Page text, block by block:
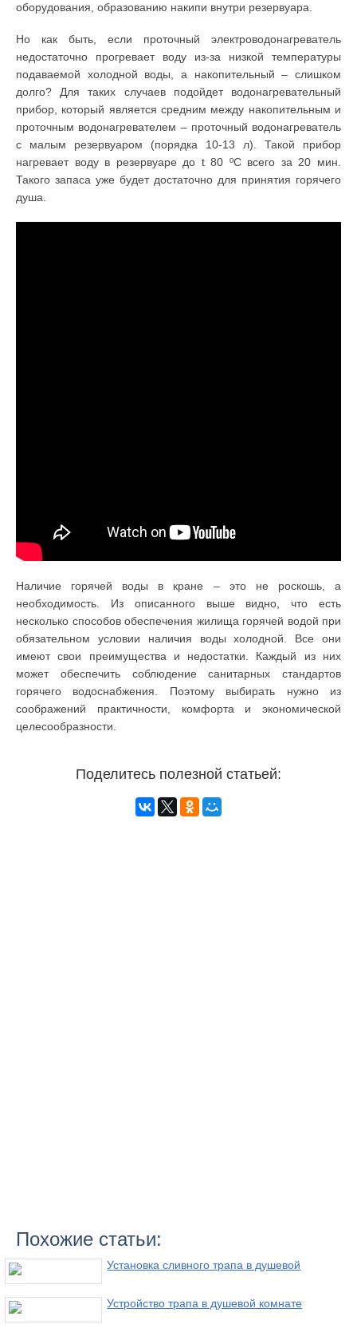
оборудования, образованию накипи внутри резервуара.
Но как быть, если проточный электроводонагреватель
недостаточно прогревает воду из-за низкой температуры
подаваемой холодной воды, а накопительный – слишком
долго? Для таких случаев подойдет водонагревательный
прибор, который является средним между накопительным и
проточным водонагревателем – проточный водонагреватель
с малым резервуаром (порядка 10-13 л). Такой прибор
нагревает воду в резервуаре до t 80 ºC всего за 20 мин.
Такого запаса уже будет достаточно для принятия горячего
душа.
Наличие горячей воды в кране – это не роскошь, а
необходимость. Из описанного выше видно, что есть
несколько способов обеспечения жилища горячей водой при
обязательном условии наличия воды холодной. Все они
имеют свои преимущества и недостатки. Каждый из них
может обеспечить соблюдение санитарных стандартов
горячего водоснабжения. Поэтому выбирать нужно из
соображений практичности, комфорта и экономической
целесообразности.
Поделитесь полезной статьей:
Похожие статьи:
Установка сливного трапа в душевой
Устройство трапа в душевой комнате